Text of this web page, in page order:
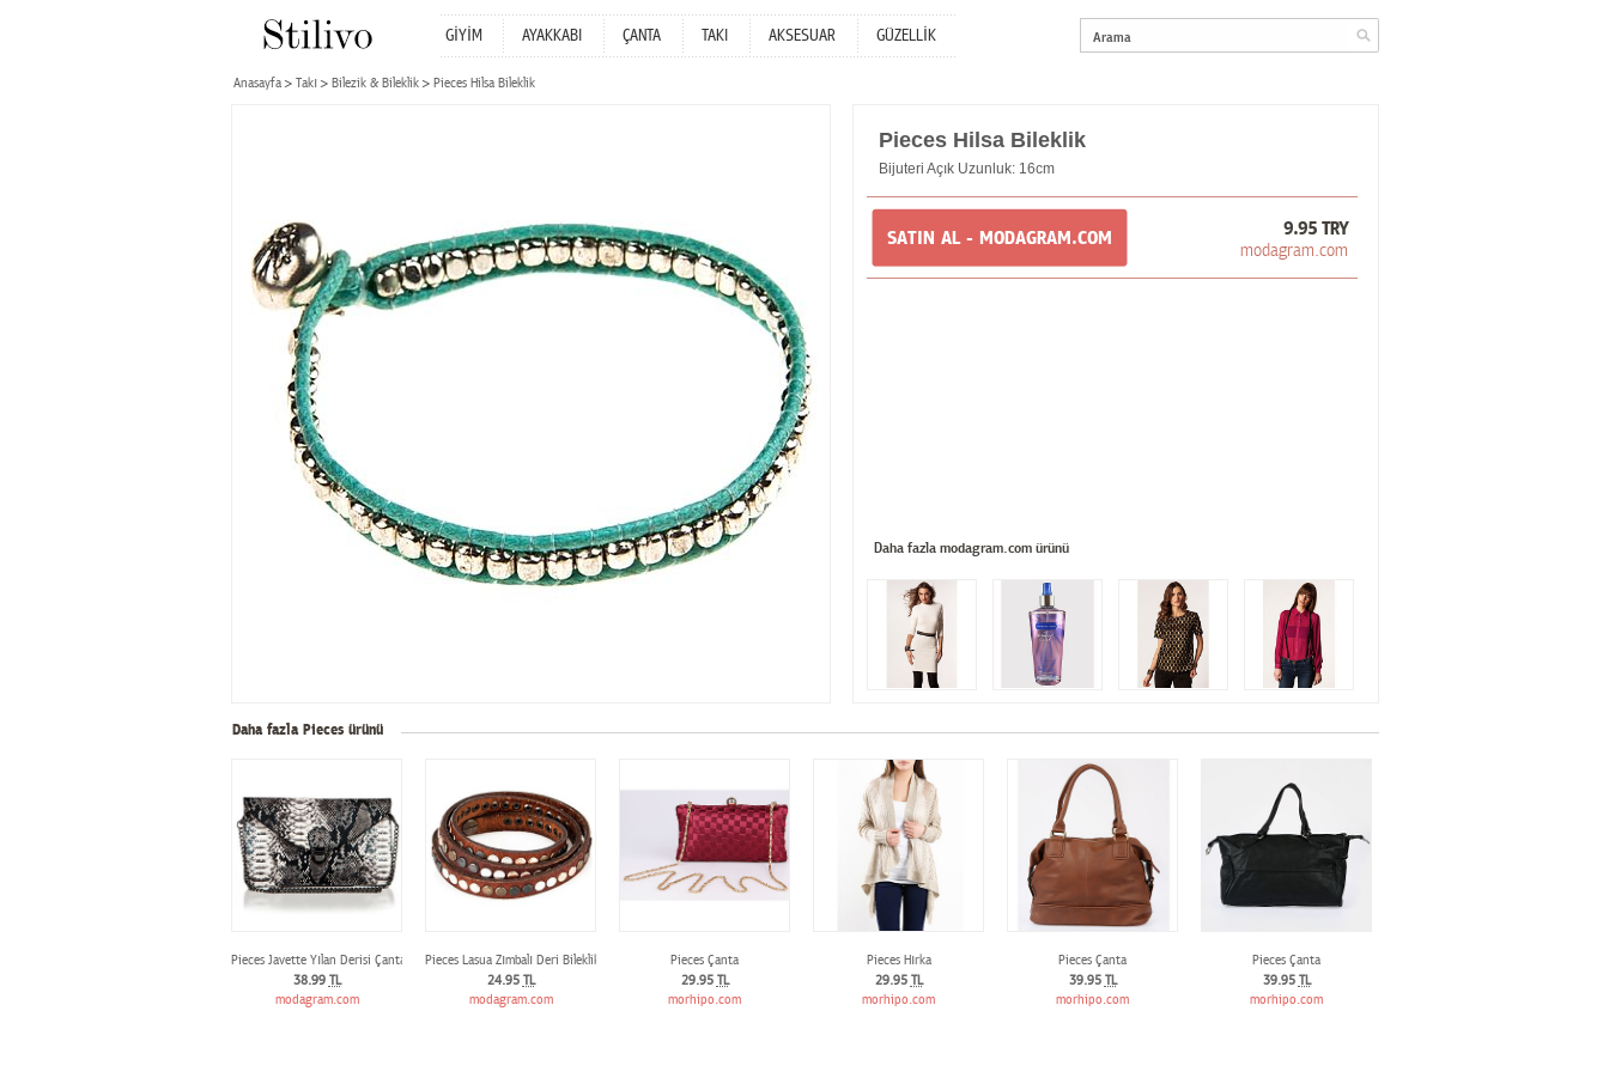
GİYİM AYAKKABI ÇANTA TAKI AKSESUAR GÜZELLİK
Anasayfa Takı Bilezik & Bileklik Pieces Hilsa Bileklik
Pieces Hilsa Bileklik
Bijuteri Açık Uzunluk: 16cm
SATIN AL - MODAGRAM.COM 9.95 TRY
modagram.com
Daha fazla modagram.com ürünü
Daha fazla Pieces ürünü
Pieces Javette Yılan Derisi Çanta
38.99 TL
modagram.com
Pieces Lasua Zımbalı Deri Bileklik
24.95 TL
modagram.com
Pieces Çanta
29.95 TL
morhipo.com
Pieces Hırka
29.95 TL
morhipo.com
Pieces Çanta
39.95 TL
morhipo.com
Pieces Çanta
39.95 TL
morhipo.com